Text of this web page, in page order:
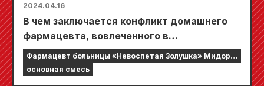
2024.04.16
В чем заключается конфликт домашнего
фармацевта, вовлеченного в
повседневную жизнь пациента?
«Невоспетый фармацевт больницы
Золушки Мидори Аой» выйдет 19 апреля!
Фармацевт больницы «Невоспетая Золушка» Мидори
Аой
основная смесь